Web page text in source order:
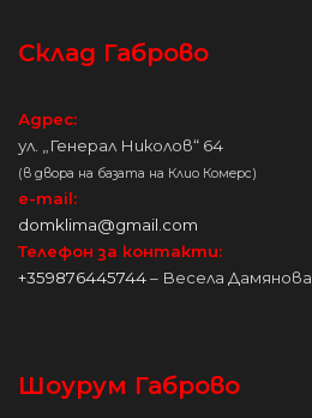
Склад Габрово
Адрес:
ул. „Генерал Николов“ 64
(в двора на базата на Клио Комерс)
e-mail:
domklima@gmail.com
Телефон за контакти:
+359876445744– Весела Дамянова
Шоурум Габрово